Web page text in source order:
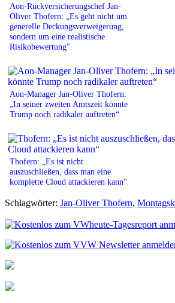
Aon-Rückversicherungschef Jan-
Oliver Thofern: „Es geht nicht um
generelle Deckungsverweigerung,
sondern um eine realistische
Risikobewertung"
Aon-Manager Jan-Oliver Thofern:
„In seiner zweiten Amtszeit könnte
Trump noch radikaler auftreten“
Thofern: „Es ist nicht
auszuschließen, dass man eine
komplette Cloud attackieren kann“
Schlagwörter: Jan-Oliver Thofern,